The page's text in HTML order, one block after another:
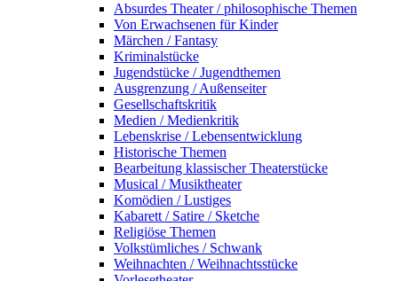
Absurdes Theater / philosophische Themen
Von Erwachsenen für Kinder
Märchen / Fantasy
Kriminalstücke
Jugendstücke / Jugendthemen
Ausgrenzung / Außenseiter
Gesellschaftskritik
Medien / Medienkritik
Lebenskrise / Lebensentwicklung
Historische Themen
Bearbeitung klassischer Theaterstücke
Musical / Musiktheater
Komödien / Lustiges
Kabarett / Satire / Sketche
Religiöse Themen
Volkstümliches / Schwank
Weihnachten / Weihnachtsstücke